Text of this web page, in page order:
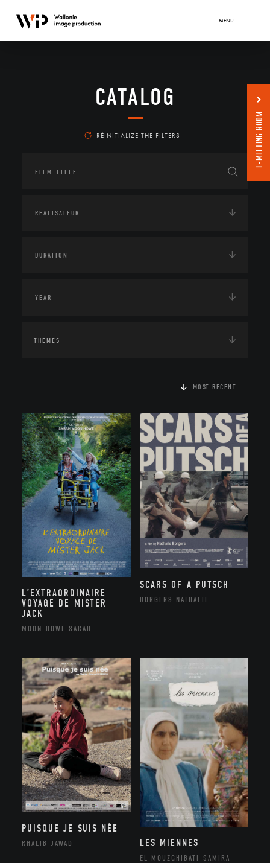
MENU
CATALOG
RÉINITIALIZE THE FILTERS
THEMES
MOST RECENT
L’EXTRAORDINAIRE
VOYAGE DE MISTER
JACK
MOON-HOWE SARAH
SCARS OF A PUTSCH
BORGERS NATHALIE
PUISQUE JE SUIS NÉE
RHALIB JAWAD LES MIENNES
EL MOUZGHIBATI SAMIRA
E-MEETING ROOM